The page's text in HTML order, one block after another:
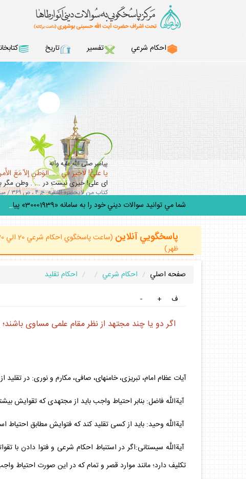
احكام شرعي تفسير تاريخ
پيامبر صلى‏ الله ‏عليه‏ و‏آله
يا عليُّ! لاخَيرَ في . . .الوَطَنِ إلاّ مَعَ
اى على! خيرى نيست در . . . وطن مگر
كتاب من لايحضره الفقيه: ج ۴ ، ص ۳۶۹ / ميزان الحكمه: ج 13، ص243
شما مي توانيد سوالات ديني خود را به سامانه «30001939» پيامك كنيد
پاسخگويي آنلاين
ظهر)
صفحه اصلي احكام شرعي
احكام تقليد
ف
+
-
اگر دو يا چند مجتهد از نظر مقام علمى مساوى
آيات عظام امام، تبريزى، خامنه‏اى، صافى، مكارم و نورى: در
آيةاللَّه فاضل: بنابر احتياط واجب بايد از مجتهدى كه تقوايش
آيةاللَّه وحيد: بايد از كسى تقليد كند كه فتوايش مطابق
آيةاللَّه سيستانى:اگر در استنباط احكام شرعى و فتوا دادن با
تكليف دارد؛ مانند موارد قصر و تمام كه در اين صورت احتياط